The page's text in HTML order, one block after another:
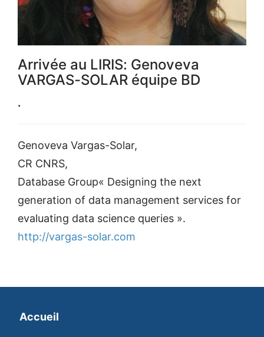
Arrivée au LIRIS: Genoveva
VARGAS-SOLAR équipe BD
.
Genoveva Vargas-Solar,
CR CNRS,
Database Group« Designing the next
generation of data management services for
evaluating data science queries ».
http://vargas-solar.com
Accueil